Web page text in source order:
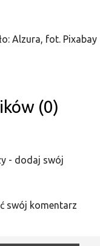
Alzura, fot. Pixabay
(0)
- dodaj swój
swój komentarz